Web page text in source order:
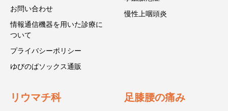
お問い合わせ
情報通信機器を用いた診療に
ついて
プライバシーポリシー
ゆびのばソックス通販
慢性上咽頭炎
リウマチ科 足膝腰の痛み